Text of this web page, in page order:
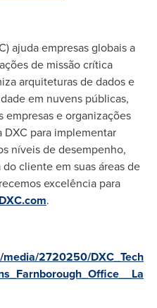
ajuda empresas globais a
de missão crítica
arquiteturas de dados e
em nuvens públicas,
empresas e organizações
para implementar
níveis de desempenho,
cliente em suas áreas de
excelência para
DXC.com.
2720250/DXC_Tech